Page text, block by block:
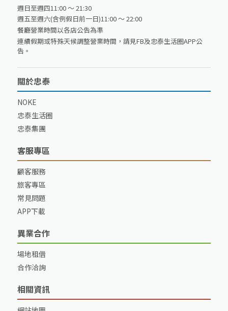
週日至週四11:00 ～ 21:30
週五至週六(含例假日前一日)11:00 ～ 22:00
餐廳營業時間以各店公告為準
連續假期或特殊天候調整營業時間，請見FB及忠泰生活圈APP公
告。
關於忠泰
NOKE
忠泰生活圈
忠泰集團
客服專區
顧客服務
旅客專區
常見問題
APP下載
異業合作
場地租借
合作洽詢
相關資訊